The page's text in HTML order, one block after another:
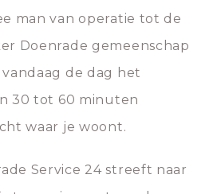
man van operatie tot de
Doenrade gemeenschap
de dag het
30 tot 60 minuten
waar je woont.
Service 24 streeft naar